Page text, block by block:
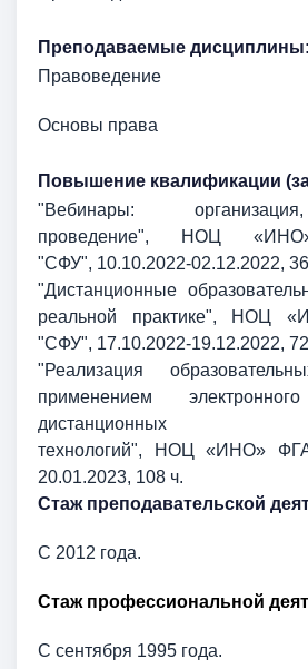
Преподаваемые дисциплины:
Правоведение
Основы права
Повышение квалификации
"Вебинары:
проведение",
НОЦ
"СФУ", 10.10.2022-02.12.2022,
"Дистанционные
реальной практике",
НОЦ
"СФУ", 17.10.2022-19.12.2022,
"Реализация
применением
дистанционных
технологий",
НОЦ «ИНО»
20.01.2023, 108 ч.
Стаж преподавательской
С 2012 года.
Стаж профессиональной
С сентября 1995 года.